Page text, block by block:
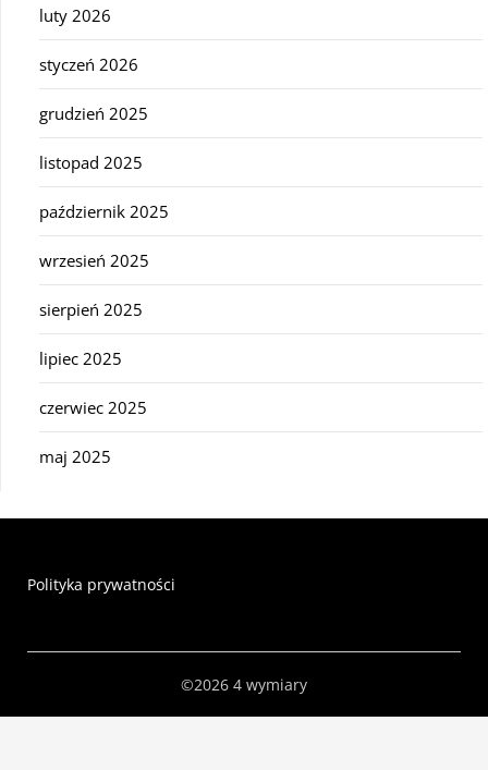
luty 2026
styczeń 2026
grudzień 2025
listopad 2025
październik 2025
wrzesień 2025
sierpień 2025
lipiec 2025
czerwiec 2025
maj 2025
Polityka prywatności
©2026 4 wymiary